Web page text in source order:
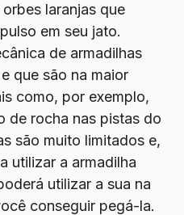
laranjas que
em seu jato.
de armadilhas
que são na maior
como, por exemplo,
de rocha nas pistas do
são muito limitados e,
utilizar a armadilha
utilizar a sua na
conseguir pegá-la.